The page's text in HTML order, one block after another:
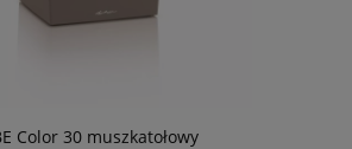
Color 30 muszkatołowy